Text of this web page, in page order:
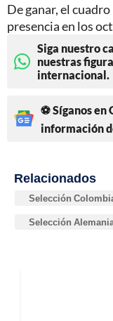
De ganar, el
presencia en los
Siga nuestro
nuestras
internacional.
⚽ Síganos
información
Relacionados
Selección
Selección